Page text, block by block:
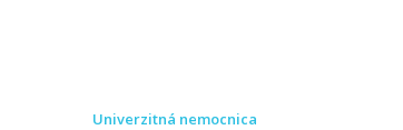
Univerzitná nemocnica